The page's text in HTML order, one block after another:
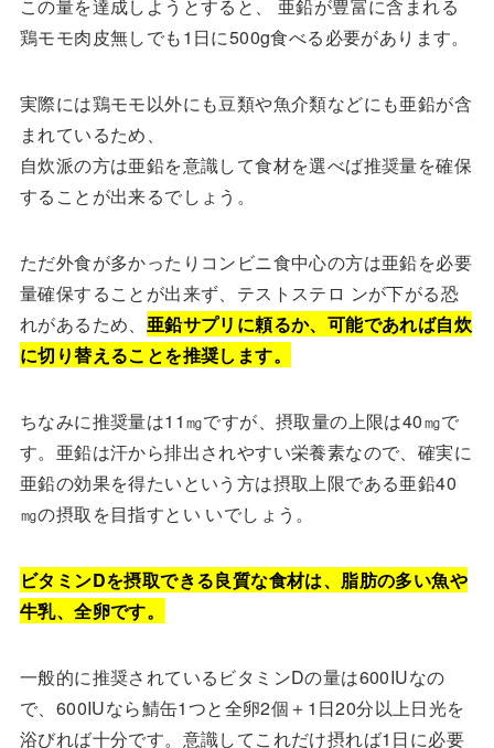
この量を達成しようとすると、 亜鉛が豊富に含まれる
鶏モモ肉皮無しでも1日に500g食べる必要があります。
実際には鶏モモ以外にも豆類や魚介類などにも亜鉛が含
まれているため、
自炊派の方は亜鉛を意識して食材を選べば推奨量を確保
することが出来るでしょう。
ただ外食が多かったりコンビニ食中心の方は亜鉛を必要
量確保することが出来ず、テストステロ ンが下がる恐
れがあるため、 亜鉛サプリに頼るか、可能であれば自炊
に切り替えることを推奨します。
ちなみに推奨量は11㎎ですが、摂取量の上限は40㎎で
す。亜鉛は汗から排出されやすい栄養素なので、確実に
亜鉛の効果を得たいという方は摂取上限である亜鉛40
㎎の摂取を目指すとい いでしょう。
ビタミンDを摂取できる良質な食材は、脂肪の多い魚や
牛乳、全卵です。
一般的に推奨されているビタミンDの量は600IUなの
で、600IUなら鯖缶1つと全卵2個＋1日20分以上日光を
浴びれば十分です。意識してこれだけ摂れば1日に必要